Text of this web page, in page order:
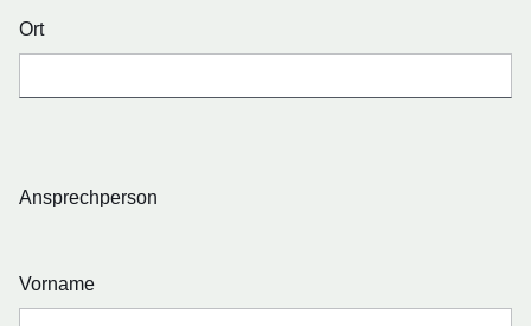
Ort
Ansprechperson
Vorname